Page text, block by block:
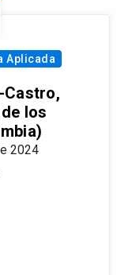
Aplicada
Castro,
los
2024